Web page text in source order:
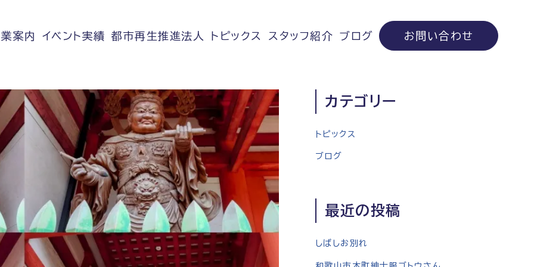
案内 イベント実績 都市再生推進法人 トピックス スタッフ紹介 ブログ お問い合わせ
カテゴリー
トピックス
ブログ
最近の投稿
しばしお別れ